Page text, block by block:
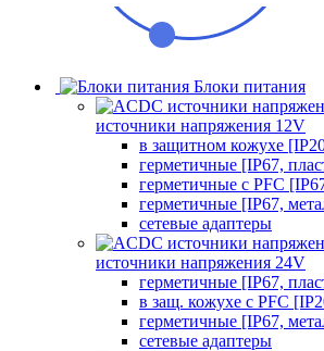
Блоки питания
источники напряжения 12V
в защитном кожухе
герметичные [IP67,
герметичные с PFC
герметичные [IP67,
сетевые адаптеры
источники напряжения 24V
герметичные [IP67,
в защ. кожухе с PFC
герметичные [IP67,
сетевые адаптеры